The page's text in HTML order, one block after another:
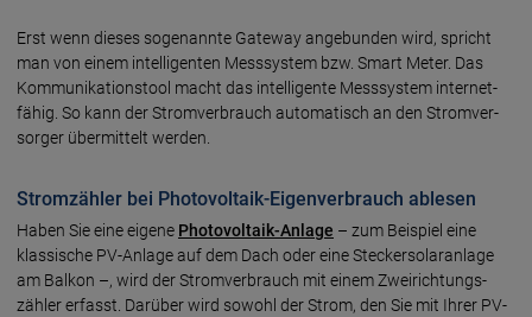
Erst wenn dieses soge­nannte Gateway ange­bunden wird, spricht
man von einem intelli­genten Mess­system bzw. Smart Meter. Das
Kommu­nika­tions­tool macht das intelli­gente Mess­system internet­
fähig. So kann der Strom­ver­brauch auto­matisch an den Strom­ver­
sorger über­mittelt werden.
Stromzähler bei Photovoltaik-Eigenverbrauch ablesen
Haben Sie eine eigene Photovoltaik-Anlage – zum Beispiel eine
klassische PV-Anlage auf dem Dach oder eine Stecker­solar­anlage
am Balkon –, wird der Strom­ver­brauch mit einem Zwei­richtungs­
zähler erfasst. Darüber wird sowohl der Strom, den Sie mit Ihrer PV-